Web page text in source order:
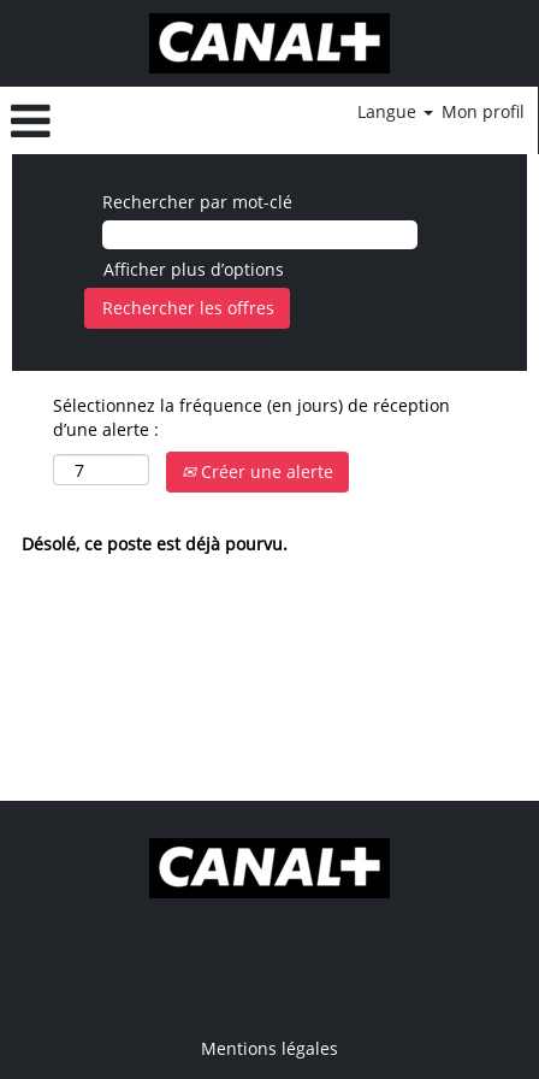
Langue Mon profil
Rechercher par mot-clé
Afficher plus d’options
Sélectionnez la fréquence (en jours) de réception
d’une alerte :
Créer une alerte
Désolé, ce poste est déjà pourvu.
Mentions légales